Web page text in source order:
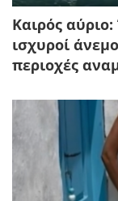
Καιρός
ισχυροί
περιοχές